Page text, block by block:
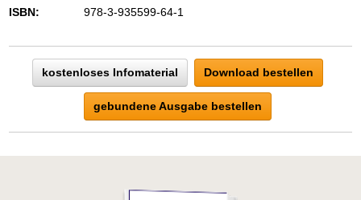
ISBN:
978-3-935599-64-1
kostenloses Infomaterial Download bestellen
gebundene Ausgabe bestellen